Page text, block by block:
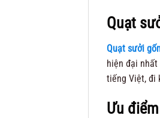
Quạt
Quạt sưởi
hiện đại nhất
tiếng Việt, đi
Ưu